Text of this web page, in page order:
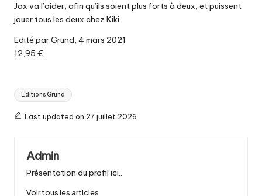
Jax va l’aider, afin qu’ils soient plus forts à deux, et puissent
jouer tous les deux chez Kiki.
Edité par Gründ, 4 mars 2021
12,95 €
Tags:
Editions Gründ
Last updated on 27 juillet 2026
Admin
Présentation du profil ici..
Voir tous les articles